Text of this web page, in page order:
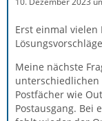
Erst einmal
Meine nächste
unterschiedlichen
Postfächer wie
Postausgang. Bei